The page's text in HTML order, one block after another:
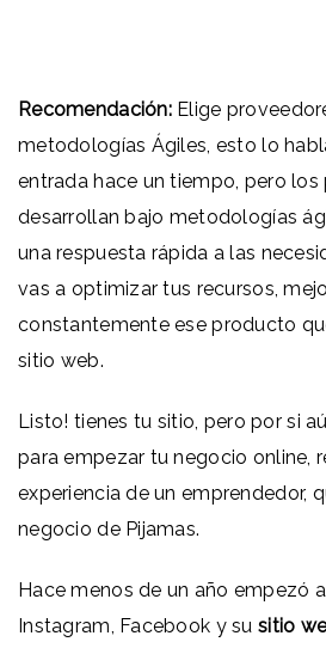
Recomendación:Elige
metodologías Ágiles, esto lo
entrada hace un tiempo, pero
desarrollan bajo metodologías
una respuesta rápida a las
vas a optimizar tus recursos,
constantemente ese producto
sitio web.
Listo! tienes tu sitio, pero por si
para empezar tu negocio online,
experiencia de un emprendedor,
negocio de Pijamas.
Hace menos de un año empezó
Instagram, Facebook y su sitio